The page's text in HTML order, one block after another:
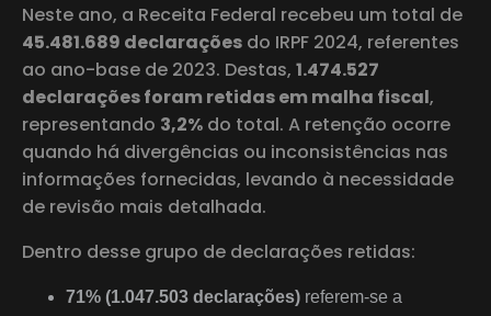
Neste ano, a Receita Federal recebeu um total de
45.481.689 declarações do IRPF 2024, referentes
ao ano-base de 2023. Destas, 1.474.527
declarações foram retidas em malha fiscal,
representando 3,2% do total. A retenção ocorre
quando há divergências ou inconsistências nas
informações fornecidas, levando à necessidade
de revisão mais detalhada.
Dentro desse grupo de declarações retidas:
71% (1.047.503 declarações) referem-se a